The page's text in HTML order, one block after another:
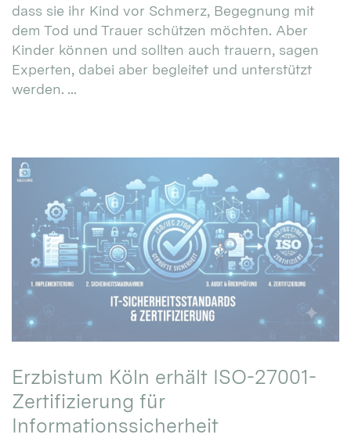
dass sie ihr Kind vor Schmerz, Begegnung mit
dem Tod und Trauer schützen möchten. Aber
Kinder können und sollten auch trauern, sagen
Experten, dabei aber begleitet und unterstützt
werden. ...
Erzbistum Köln erhält ISO-27001-
Zertifizierung für
Informationssicherheit